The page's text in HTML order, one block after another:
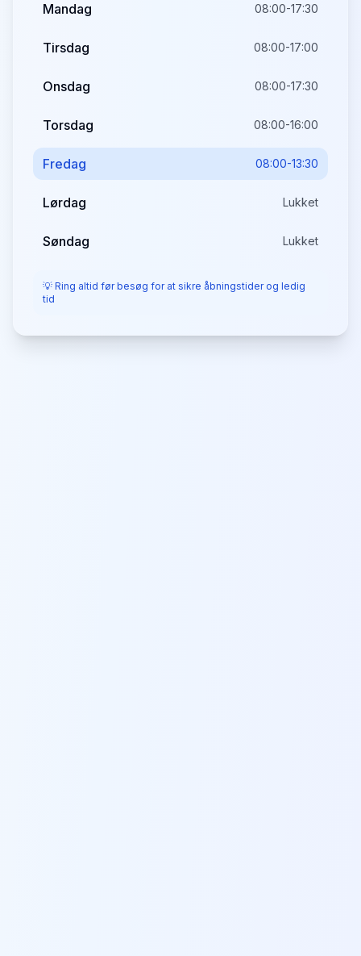
Mandag 08:00-17:30
Tirsdag 08:00-17:00
Onsdag 08:00-17:30
Torsdag 08:00-16:00
Fredag 08:00-13:30
Lørdag Lukket
Søndag Lukket
💡 Ring altid før besøg for at sikre åbningstider og ledig
tid